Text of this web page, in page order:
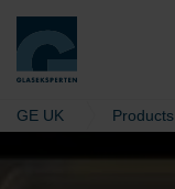
GE UK Products